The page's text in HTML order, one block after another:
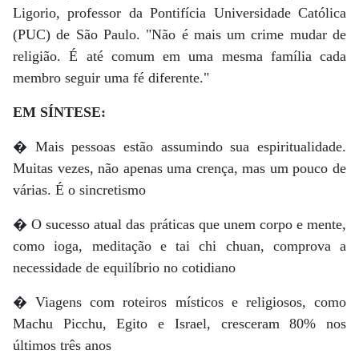
Ligorio, professor da Pontifícia Universidade Católica
(PUC) de São Paulo. "Não é mais um crime mudar de
religião. É até comum em uma mesma família cada
membro seguir uma fé diferente."
EM SÍNTESE:
� Mais pessoas estão assumindo sua espiritualidade.
Muitas vezes, não apenas uma crença, mas um pouco de
várias. É o sincretismo
� O sucesso atual das práticas que unem corpo e mente,
como ioga, meditação e tai chi chuan, comprova a
necessidade de equilíbrio no cotidiano
� Viagens com roteiros místicos e religiosos, como
Machu Picchu, Egito e Israel, cresceram 80% nos
últimos três anos